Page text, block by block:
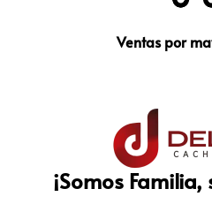
Ventas por
¡Somos